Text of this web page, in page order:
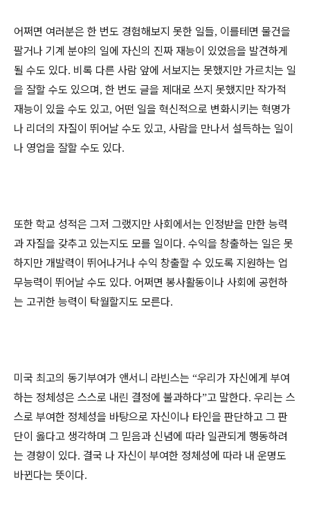
어쩌면 여러분은 한 번도 경험해보지 못한 일들, 이를테면 물건을
팔거나 기계 분야의 일에 자신의 진짜 재능이 있었음을 발견하게
될 수도 있다. 비록 다른 사람 앞에 서보지는 못했지만 가르치는 일
을 잘할 수도 있으며, 한 번도 글을 제대로 쓰지 못했지만 작가적
재능이 있을 수도 있고, 어떤 일을 혁신적으로 변화시키는 혁명가
나 리더의 자질이 뛰어날 수도 있고, 사람을 만나서 설득하는 일이
나 영업을 잘할 수도 있다.
또한 학교 성적은 그저 그랬지만 사회에서는 인정받을 만한 능력
과 자질을 갖추고 있는지도 모를 일이다. 수익을 창출하는 일은 못
하지만 개발력이 뛰어나거나 수익 창출할 수 있도록 지원하는 업
무능력이 뛰어날 수도 있다. 어쩌면 봉사활동이나 사회에 공헌하
는 고귀한 능력이 탁월할지도 모른다.
미국 최고의 동기부여가 앤서니 라빈스는 “우리가 자신에게 부여
하는 정체성은 스스로 내린 결정에 불과하다”고 말한다. 우리는 스
스로 부여한 정체성을 바탕으로 자신이나 타인을 판단하고 그 판
단이 옳다고 생각하며 그 믿음과 신념에 따라 일관되게 행동하려
는 경향이 있다. 결국 나 자신이 부여한 정체성에 따라 내 운명도
바뀐다는 뜻이다.